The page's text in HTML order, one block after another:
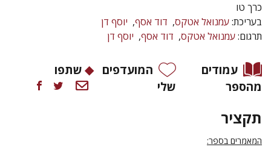
כרך טו
בעריכת:עמנואל אטקס דוד אסף יוסף דן
תרגום:עמנואל אטקס דוד אסף יוסף דן
עמודים
מהספר
המועדפים
שלי
שתפו
תקציר
המאמרים בספר: